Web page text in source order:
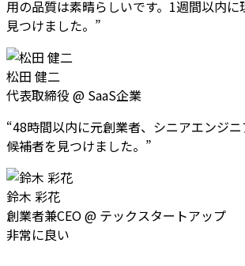
用の品質は素晴らしいです。1週間以内に
見つけました。 ”
松田 健二
代表取締役 @ SaaS企業
“48時間以内に元創業者、シニアエンジニ
候補者を見つけました。 ”
鈴木 彩花
創業者兼CEO@ テックスタートアップ
非常に良い